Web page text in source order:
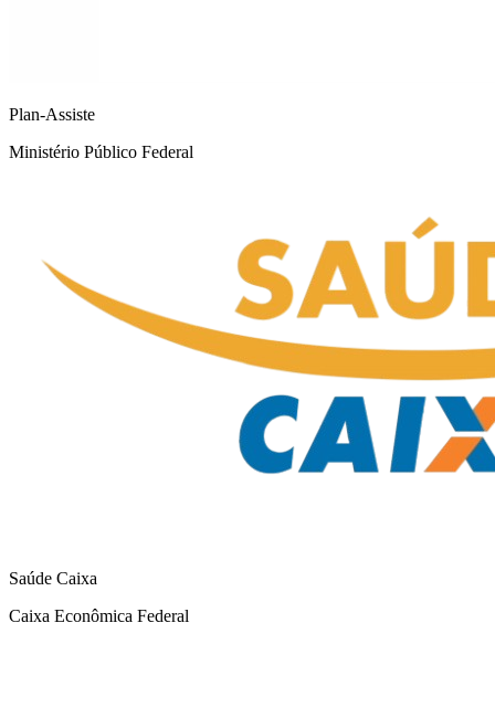
Plan-Assiste
Ministério Público Federal
Saúde Caixa
Caixa Econômica Federal